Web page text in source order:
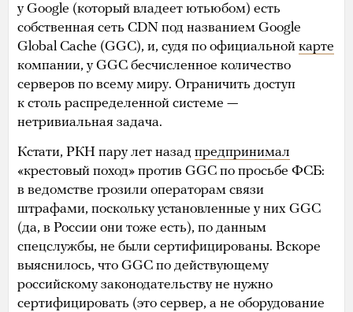
у Google (который владеет ютьюбом) есть
собственная сеть CDN под названием Google
Global Cache (GGC), и, судя по официальной карте
компании, у GGC бесчисленное количество
серверов по всему миру. Ограничить доступ
к столь распределенной системе —
нетривиальная задача.
Кстати, РКН пару лет назад предпринимал
«крестовый поход» против GGC по просьбе ФСБ:
в ведомстве грозили операторам связи
штрафами, поскольку установленные у них GGC
(да, в России они тоже есть), по данным
спецслужбы, не были сертифицированы. Вскоре
выяснилось, что GGC по действующему
российскому законодательству не нужно
сертифицировать (это сервер, а не оборудование